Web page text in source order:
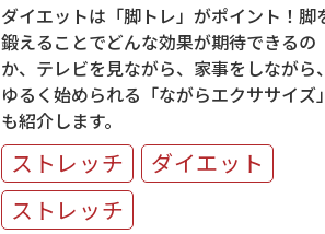
ダイエットは「脚トレ」がポイント！脚
鍛えることでどんな効果が期待できるの
か、テレビを見ながら、家事をしながら、
ゆるく始められる「ながらエクササイズ」
も紹介します。
ストレッチ
ダイエット
ストレッチ